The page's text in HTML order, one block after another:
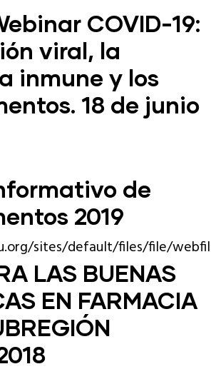
COVID-19:
viral, la
inmune y los
18 de junio
de
2019
sites/default/files/file/
LAS BUENAS
EN FARMACIA